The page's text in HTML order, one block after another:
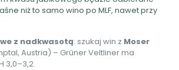
niż to samo wino po MLF, nawet przy
z nadkwasotą: szukaj win z Moser
Austria) – Grüner Veltliner ma
3,0–3,2.